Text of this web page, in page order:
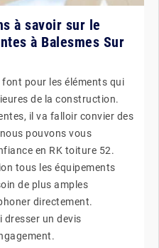
à savoir sur le
à Balesmes Sur
pour les éléments qui
de la construction.
il va falloir convier des
pouvons vous
en RK toiture 52.
tous les équipements
de plus amples
directement.
dresser un devis